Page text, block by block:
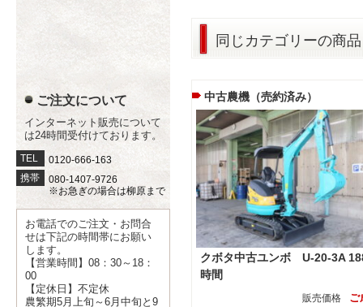
同じカテゴリーの商品
中古農機（売約済み）
クボタ中古ユンボ U-20-3A
時間
販売価格 ご
ご注文について
インターネット販売について
は24時間受付けております。
TEL
0120-666-163
携帯
080-1407-9726
※お急ぎの場合は柳原まで
お電話でのご注文・お問合
せは下記の時間帯にお願い
します。
【営業時間】08：30～18：
00
【定休日】不定休
農繁期5月上旬～6月中旬と9